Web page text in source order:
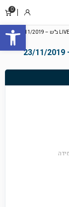
פתח
0
סל
התחבר